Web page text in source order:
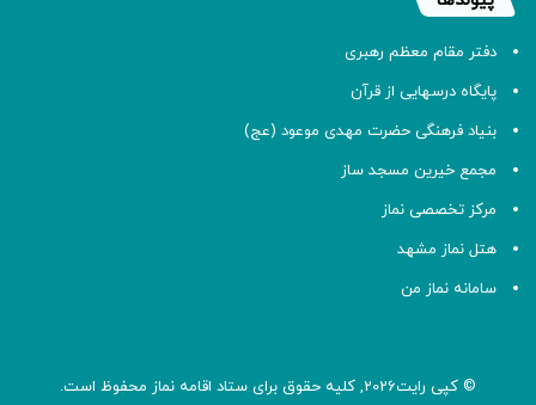
دفتر مقام معظم رهبری
پایگاه درسهایی از قرآن
بنیاد فرهنگی حضرت مهدی موعود (عج)
مجمع خیرین مسجد ساز
مرکز تخصصی نماز
هتل نماز مشهد
سامانه نماز من
© کپی رایت2026, کلیه حقوق برای ستاد اقامه نماز محفوظ است.